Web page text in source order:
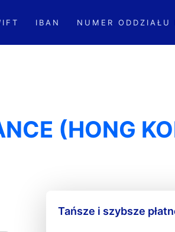
IBAN NUMER ODDZIAŁU
(HONG
Tańsze i szybsze